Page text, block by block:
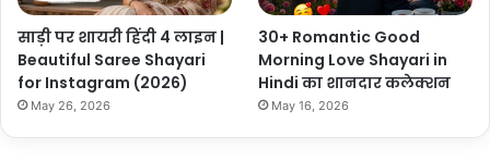
साड़ी पर शायरी हिंदी 4 लाइन |
Beautiful Saree Shayari
for Instagram (2026)
May 26, 2026
30+ Romantic Good
Morning Love Shayari in
Hindi का शानदार कलेक्शन
May 16, 2026